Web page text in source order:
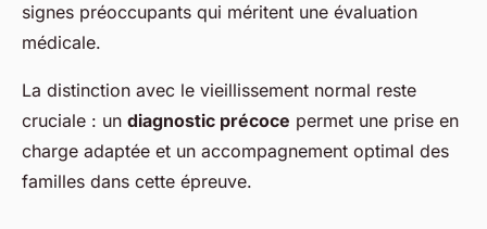
signes préoccupants qui méritent une évaluation
médicale.
La distinction avec le vieillissement normal reste
cruciale : un diagnostic précoce permet une prise en
charge adaptée et un accompagnement optimal des
familles dans cette épreuve.